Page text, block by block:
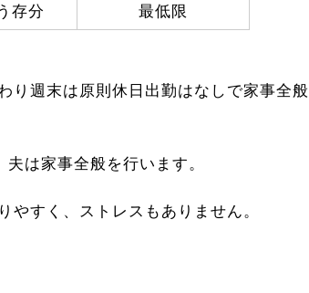
存分 最低限
り週末は原則休日出勤はなしで家事全般
は家事全般を行います。
すく、ストレスもありません。